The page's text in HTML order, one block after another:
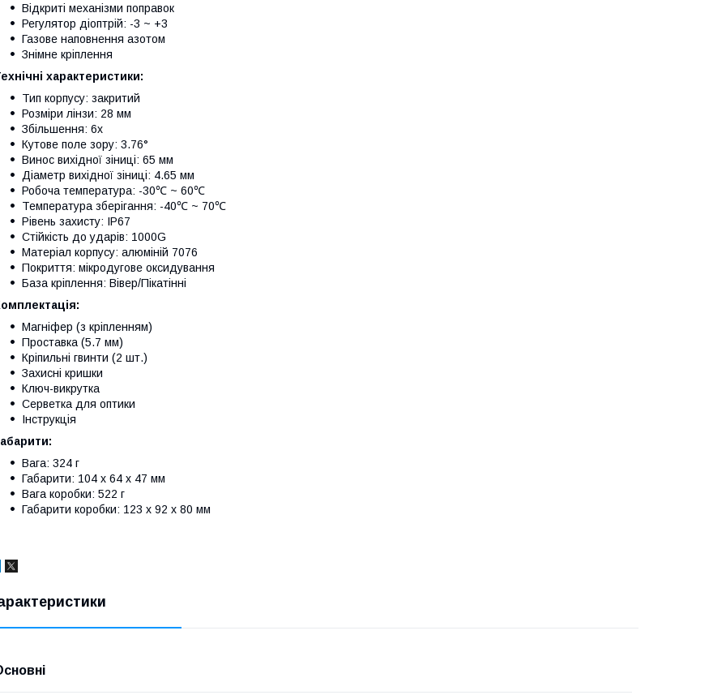
Відкриті механізми поправок
Регулятор діоптрій: -3 ~ +3
Газове наповнення азотом
Знімне кріплення
характеристики:
Тип корпусу: закритий
Розміри лінзи: 28 мм
Збільшення: 6х
Кутове поле зору: 3.76°
Винос вихідної зіниці: 65 мм
Діаметр вихідної зіниці: 4.65 мм
Робоча температура: -30℃ ~ 60℃
Температура зберігання: -40℃ ~ 70℃
Рівень захисту: IP67
Стійкість до ударів: 1000G
Матеріал корпусу: алюміній 7076
Покриття: мікродугове оксидування
База кріплення: Вівер/Пікатінні
Магніфер (з кріпленням)
Проставка (5.7 мм)
Кріпильні гвинти (2 шт.)
Захисні кришки
Ключ-викрутка
Серветка для оптики
Інструкція
Вага: 324 г
Габарити: 104 x 64 x 47 мм
Вага коробки: 522 г
Габарити коробки: 123 x 92 x 80 мм